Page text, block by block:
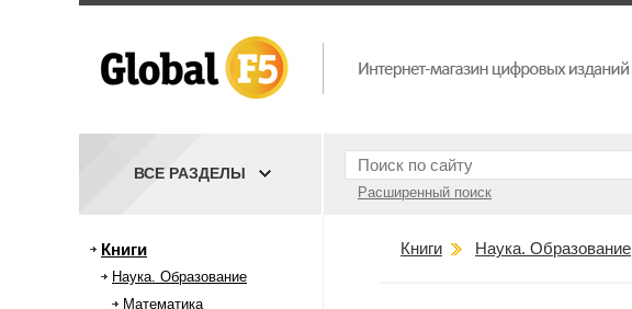
Расширенный поиск
ВСЕ РАЗДЕЛЫ
Книги
Наука. Образование
Математика
Книги Наука. Образование